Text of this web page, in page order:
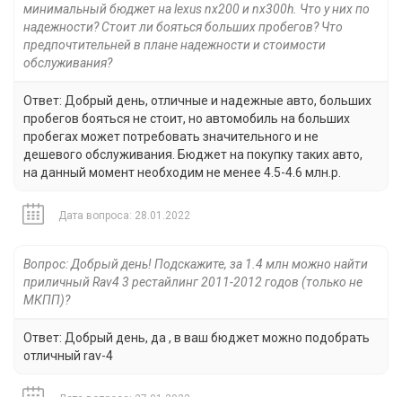
минимальный бюджет на lexus nx200 и nx300h. Что у них по
надежности? Стоит ли бояться больших пробегов? Что
предпочтительней в плане надежности и стоимости
обслуживания?
Ответ: Добрый день, отличные и надежные авто, больших
пробегов бояться не стоит, но автомобиль на больших
пробегах может потребовать значительного и не
дешевого обслуживания. Бюджет на покупку таких авто,
на данный момент необходим не менее 4.5-4.6 млн.р.
Дата вопроса: 28.01.2022
Вопрос: Добрый день! Подскажите, за 1.4 млн можно найти
приличный Rav4 3 рестайлинг 2011-2012 годов (только не
МКПП)?
Ответ: Добрый день, да , в ваш бюджет можно подобрать
отличный rav-4